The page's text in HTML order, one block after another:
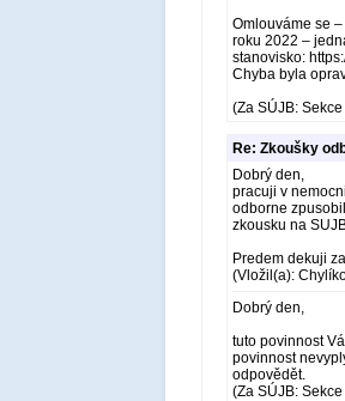
Omlouváme se
roku 2022 –
stanovisko:
Chyba byla
(Za SÚJB:
Re: Zkoušky
Dobrý den,
pracuji v
odborne
zkousku na
Predem dekuji
(Vložil(a):
Dobrý den,
tuto povinnost
povinnost
odpovědět.
(Za SÚJB: